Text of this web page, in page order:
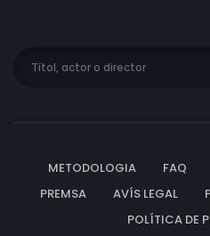
METODOLOGIA FAQ
PREMSA
AVÍS LEGAL
POLÍTICA DE